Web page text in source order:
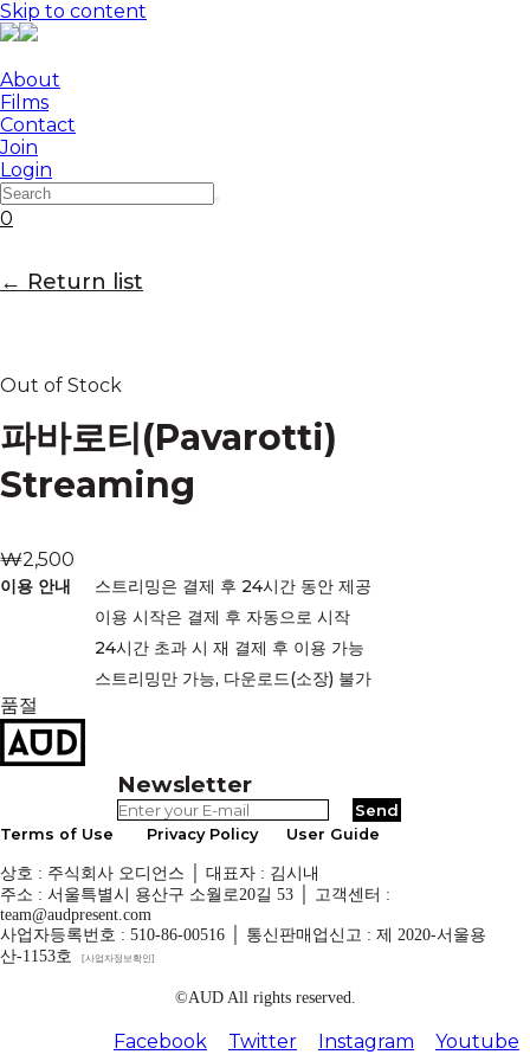
Skip to content
About
Films
Contact
Join
Login
0
← Return list
Out of Stock
파바로티(Pavarotti)
Streaming
₩2,500
이용 안내
스트리밍은 결제 후 24시간 동안 제공
이용 시작은 결제 후 자동으로 시작
24시간 초과 시 재 결제 후 이용 가능
스트리밍만 가능, 다운로드(소장) 불가
품절
Newsletter
Terms of Use Privacy Policy User Guide
상호 : 주식회사 오디언스 │ 대표자 : 김시내
주소 : 서울특별시 용산구 소월로20길 53 │ 고객센터 :
team@audpresent.com
사업자등록번호 : 510-86-00516 │ 통신판매업신고 : 제 2020-서울용
산-1153호
[사업자정보확인]
©AUD All rights reserved.
Facebook Twitter Instagram Youtube